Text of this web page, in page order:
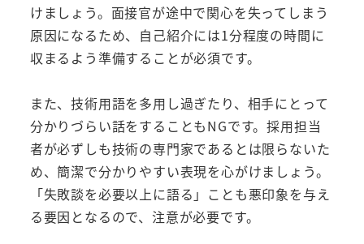
けましょう。面接官が途中で関心を失ってしまう
原因になるため、自己紹介には1分程度の時間に
収まるよう準備することが必須です。
また、技術用語を多用し過ぎたり、相手にとって
分かりづらい話をすることもNGです。採用担当
者が必ずしも技術の専門家であるとは限らないた
め、簡潔で分かりやすい表現を心がけましょう。
「失敗談を必要以上に語る」ことも悪印象を与え
る要因となるので、注意が必要です。